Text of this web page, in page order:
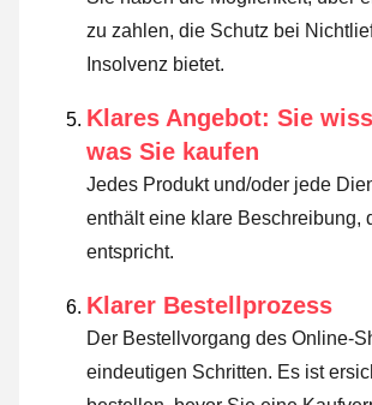
zu zahlen, die Schutz bei
Insolvenz bietet.
Klares Angebot: Sie
was Sie kaufen
Jedes Produkt und/oder jede
enthält eine klare Beschreibung,
entspricht.
Klarer Bestellprozess
Der Bestellvorgang des Online-
eindeutigen Schritten. Es ist